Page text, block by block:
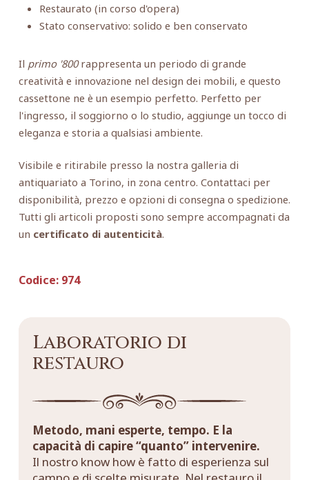
Restaurato (in corso d'opera)
Stato conservativo: solido e ben conservato
Il primo '800rappresenta un periodo di grande
creatività e innovazione nel design dei mobili, e questo
cassettone ne è un esempio perfetto. Perfetto per
l'ingresso, il soggiorno o lo studio, aggiunge un tocco di
eleganza e storia a qualsiasi ambiente.
Visibile e ritirabile presso la nostra galleria di
antiquariato a Torino, in zona centro. Contattaci per
disponibilità, prezzo e opzioni di consegna o spedizione.
Tutti gli articoli proposti sono sempre accompagnati da
un certificato di autenticità.
Codice:974
Laboratorio di
restauro
Metodo, mani esperte, tempo. E la
capacità di capire “quanto” intervenire.
Il nostro know how è fatto di esperienza sul